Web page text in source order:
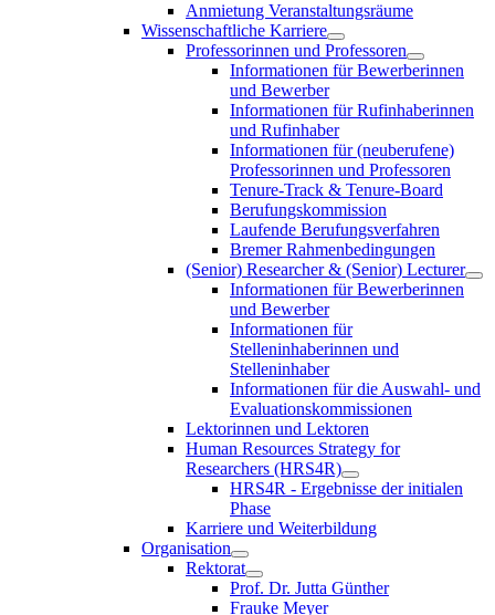
Anmietung Veranstaltungsräume
Wissenschaftliche Karriere
Professorinnen und Professoren
Informationen für Bewerberinnen
und Bewerber
Informationen für Rufinhaberinnen
und Rufinhaber
Informationen für (neuberufene)
Professorinnen und Professoren
Tenure-Track & Tenure-Board
Berufungskommission
Laufende Berufungsverfahren
Bremer Rahmenbedingungen
(Senior) Researcher & (Senior) Lecturer
Informationen für Bewerberinnen
und Bewerber
Informationen für
Stelleninhaberinnen und
Stelleninhaber
Informationen für die Auswahl- und
Evaluationskommissionen
Lektorinnen und Lektoren
Human Resources Strategy for
Researchers (HRS4R)
HRS4R - Ergebnisse der initialen
Phase
Karriere und Weiterbildung
Organisation
Rektorat
Prof. Dr. Jutta Günther
Frauke Meyer